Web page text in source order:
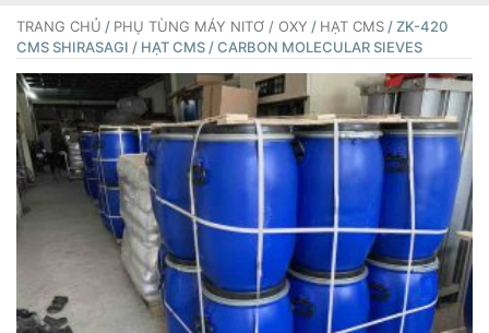
TRANG CHỦ / PHỤ TÙNG MÁY NITƠ / OXY / HẠT CMS / ZK-420
CMS SHIRASAGI / HẠT CMS / CARBON MOLECULAR SIEVES